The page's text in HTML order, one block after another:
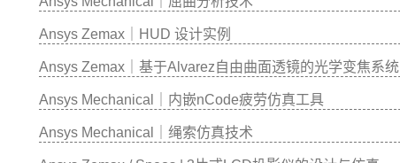
Ansys Zemax｜HUD 设计实例
Ansys Zemax｜基于Alvarez自由曲面透镜的光学变焦系统
Ansys Mechanical｜内嵌nCode疲劳仿真工具
Ansys Mechanical｜绳索仿真技术